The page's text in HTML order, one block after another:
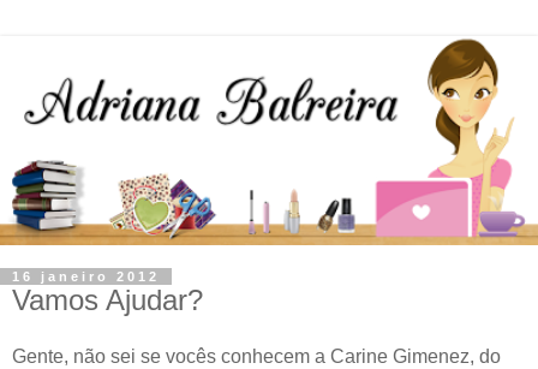
16 janeiro 2012
Vamos Ajudar?
Gente, não sei se vocês conhecem a Carine Gimenez, do